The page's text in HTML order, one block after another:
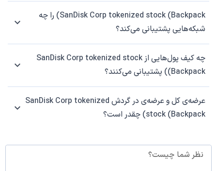
SanDisk Corp tokenized stock (Backpack) را چه
شبکه‌هایی پشتیبانی می‌کند؟
چه کیف پول‌هایی از SanDisk Corp tokenized stock
(Backpack) پشتیبانی می‌کنند؟
عرضه‌ی کل و عرضه‌ی در گردش SanDisk Corp tokenized
stock (Backpack) چقدر است؟
نظر شما چیست؟